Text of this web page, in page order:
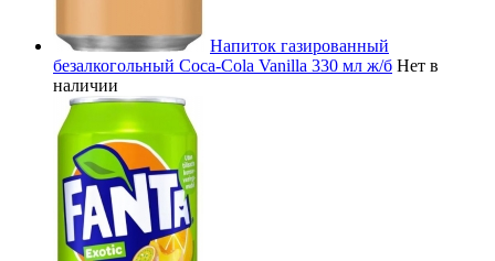
Напиток газированный
безалкогольный Coca-Cola Vanilla 330 мл ж/б Нет в
наличии